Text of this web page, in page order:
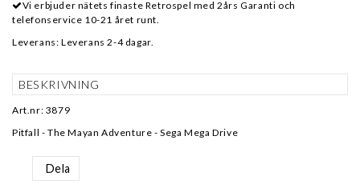
Vi erbjuder nätets finaste Retrospel med 2års Garanti och
telefonservice 10-21 året runt.
Leverans: Leverans 2-4 dagar.
BESKRIVNING
Art.nr: 3879
Pitfall - The Mayan Adventure - Sega Mega Drive
Dela